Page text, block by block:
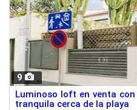
9
Luminoso loft en venta
tranquila cerca de la playa